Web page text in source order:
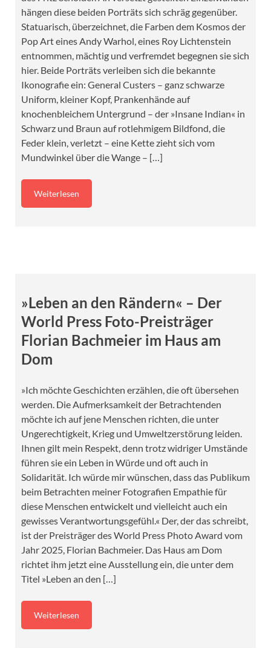
hängen diese beiden Porträts sich schräg gegenüber.
Statuarisch, überzeichnet, die Farben dem Kosmos der
Pop Art eines Andy Warhol, eines Roy Lichtenstein
entnommen, mächtig und verfremdet begegnen sie sich
hier. Beide Porträts verleiben sich die bekannte
Ikonografie ein: General Custers – ganz schwarze
Uniform, kleiner Kopf, Prankenhände auf
knochenbleichem Untergrund – der »Insane Indian« in
Schwarz und Braun auf rotlehmigem Bildfond, die
Feder klein, verletzt – eine Kette zieht sich vom
Mundwinkel über die Wange – […]
Weiterlesen
»Leben an den Rändern« – Der
World Press Foto-Preisträger
Florian Bachmeier im Haus am
Dom
»Ich möchte Geschichten erzählen, die oft übersehen
werden. Die Aufmerksamkeit der Betrachtenden
möchte ich auf jene Menschen richten, die unter
Ungerechtigkeit, Krieg und Umweltzerstörung leiden.
Ihnen gilt mein Respekt, denn trotz widriger Umstände
führen sie ein Leben in Würde und oft auch in
Solidarität. Ich würde mir wünschen, dass das Publikum
beim Betrachten meiner Fotografien Empathie für
diese Menschen entwickelt und vielleicht auch ein
gewisses Verantwortungsgefühl.« Der, der das schreibt,
ist der Preisträger des World Press Photo Award vom
Jahr 2025, Florian Bachmeier. Das Haus am Dom
richtet ihm jetzt eine Ausstellung ein, die unter dem
Titel »Leben an den […]
Weiterlesen